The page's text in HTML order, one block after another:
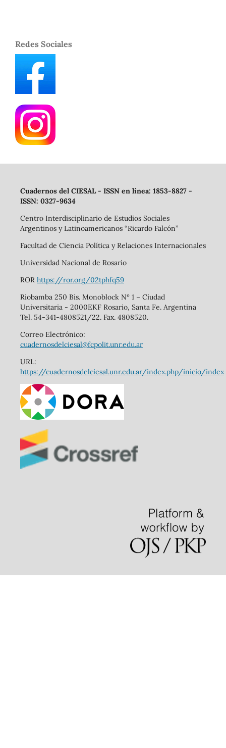
Redes Sociales
Cuadernos del CIESAL - ISSN en línea: 1853-8827 -
ISSN: 0327-9634
Centro Interdisciplinario de Estudios Sociales
Argentinos y Latinoamericanos “Ricardo Falcón”
Facultad de Ciencia Política y Relaciones Internacionales
Universidad Nacional de Rosario
ROR https://ror.org/02tphfq59
Riobamba 250 Bis. Monoblock Nº 1 – Ciudad
Universitaria - 2000EKF Rosario, Santa Fe. Argentina
Tel. 54-341-4808521/22. Fax. 4808520.
Correo Electrónico:
cuadernosdelciesal@fcpolit.unr.edu.ar
URL:
https://cuadernosdelciesal.unr.edu.ar/index.php/inicio/index